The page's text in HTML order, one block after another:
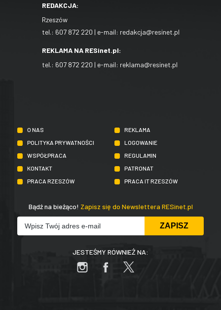
REDAKCJA:
Rzeszów
tel.: 607 872 220 | e-mail: redakcja@resinet.pl
REKLAMA NA RESinet.pl:
tel.: 607 872 220 | e-mail: reklama@resinet.pl
O NAS
REKLAMA
POLITYKA PRYWATNOŚCI
LOGOWANIE
WSPÓŁPRACA
REGULAMIN
KONTAKT
PATRONAT
PRACA RZESZÓW
PRACA IT RZESZÓW
Bądź na bieżąco! Zapisz się do Newslettera RESinet.pl
JESTEŚMY RÓWNIEŻ NA: